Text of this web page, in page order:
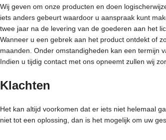
Wij geven om onze producten en doen
iets anders gebeurt waardoor u aanspraak kunt
twee jaar na de levering van de goederen aan het
Wanneer u een gebrek aan het product ontdekt of
maanden. Onder omstandigheden kan een termijn
Indien u tijdig contact met ons opneemt zullen wij
Klachten
Het kan altijd voorkomen dat er iets niet helemaal
niet tot een oplossing, dan is het mogelijk om uw